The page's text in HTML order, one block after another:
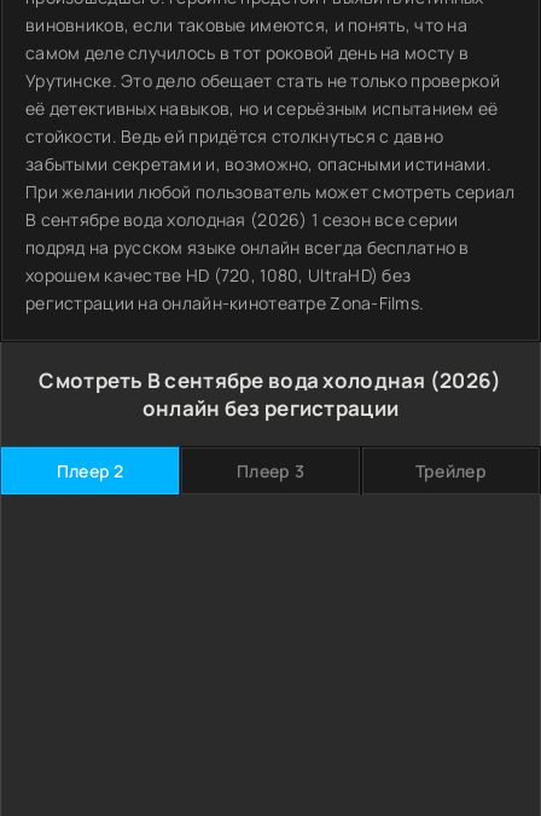
виновников, если таковые имеются, и понять, что на
самом деле случилось в тот роковой день на мосту в
Урутинске. Это дело обещает стать не только проверкой
её детективных навыков, но и серьёзным испытанием её
стойкости. Ведь ей придётся столкнуться с давно
забытыми секретами и, возможно, опасными истинами.
При желании любой пользователь может смотреть сериал
В сентябре вода холодная (2026) 1 сезон все серии
подряд на русском языке онлайн всегда бесплатно в
хорошем качестве HD (720, 1080, UltraHD) без
регистрации на онлайн-кинотеатре Zona-Films.
Смотреть В сентябре вода холодная (2026)
онлайн без регистрации
Плеер 2 Плеер 3 Трейлер